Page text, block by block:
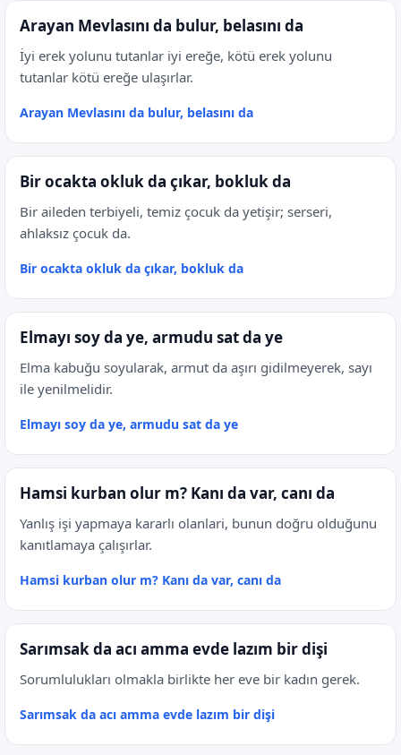
Arayan Mevlasını da bulur, belasını da
İyi erek yolunu tutanlar iyi ereğe, kötü erek yolunu
tutanlar kötü ereğe ulaşırlar.
Arayan Mevlasını da bulur, belasını da
Bir ocakta okluk da çıkar, bokluk da
Bir aileden terbiyeli, temiz çocuk da yetişir; serseri,
ahlaksız çocuk da.
Bir ocakta okluk da çıkar, bokluk da
Elmayı soy da ye, armudu sat da ye
Elma kabuğu soyularak, armut da aşırı gidilmeyerek, sayı
ile yenilmelidir.
Elmayı soy da ye, armudu sat da ye
Hamsi kurban olur m? Kanı da var, canı da
Yanlış işi yapmaya kararlı olanlari, bunun doğru olduğunu
kanıtlamaya çalışırlar.
Hamsi kurban olur m? Kanı da var, canı da
Sarımsak da acı amma evde lazım bir dişi
Sorumlulukları olmakla birlikte her eve bir kadın gerek.
Sarımsak da acı amma evde lazım bir dişi